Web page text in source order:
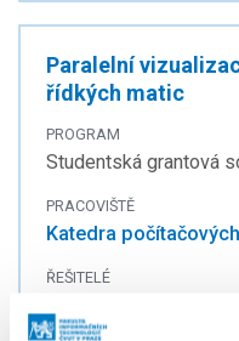
Paralelní
řídkých matic
PROGRAM
Studentská grantová
PRACOVIŠTĚ
Katedra
ŘEŠITELÉ